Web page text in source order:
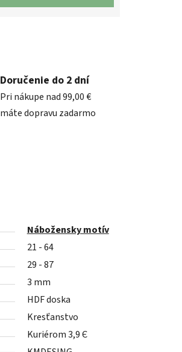
Doručenie do 2 dní
Pri nákupe nad 99,00 €
máte dopravu zadarmo
Nábožensky motív
21 - 64
29 - 87
3 mm
HDF doska
Kresťanstvo
Kuriérom 3,9 Є